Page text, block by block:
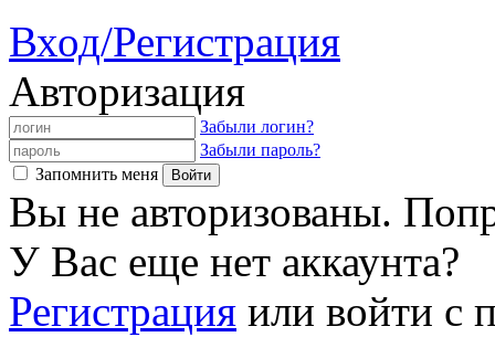
Вход/Регистрация
Авторизация
Забыли логин?
Забыли пароль?
Запомнить меня
Вы не авторизованы.
У Вас еще нет аккаунта?
Регистрация или войти с